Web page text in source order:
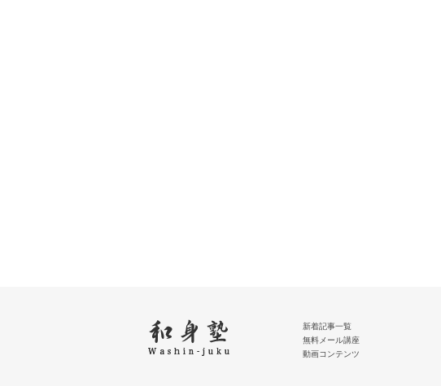
新着記事一覧
無料メール講座
動画コンテンツ